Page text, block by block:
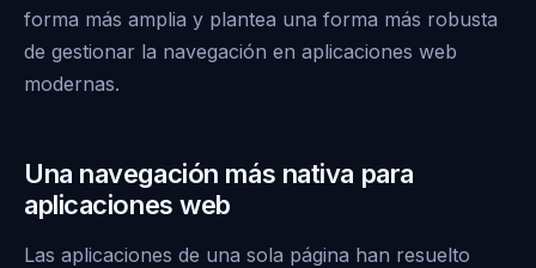
forma más amplia y plantea una forma más robusta
de gestionar la navegación en aplicaciones web
modernas.
Una navegación más nativa para
aplicaciones web
Las aplicaciones de una sola página han resuelto